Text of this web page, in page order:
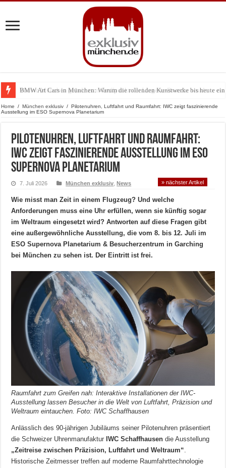
BMW Art Cars in München: Warum die rollenden Kunstwerke bis heute
Home / München exklusiv / Pilotenuhren, Luftfahrt und Raumfahrt: IWC zeigt faszinierende
Ausstellung im ESO Supernova Planetarium
Pilotenuhren, Luftfahrt und Raumfahrt:
IWC zeigt faszinierende Ausstellung im ESO
Supernova Planetarium
7. Juli 2026 München exklusiv ,News » nächster Artikel
Wie misst man Zeit in einem Flugzeug? Und welche
Anforderungen muss eine Uhr erfüllen, wenn sie künftig sogar
im Weltraum eingesetzt wird? Antworten auf diese Fragen gibt
eine außergewöhnliche Ausstellung, die vom 8. bis 12. Juli im
ESO Supernova Planetarium & Besucherzentrum in Garching
bei München zu sehen ist. Der Eintritt ist frei.
Raumfahrt zum Greifen nah: Interaktive Installationen der IWC-
Ausstellung lassen Besucher in die Welt von Luftfahrt, Präzision und
Weltraum eintauchen. Foto: IWC Schaffhausen
Anlässlich des 90-jährigen Jubiläums seiner Pilotenuhren präsentiert
die Schweizer Uhrenmanufaktur IWC Schaffhausen die Ausstellung
„Zeitreise zwischen Präzision, Luftfahrt und Weltraum“.
Historische Zeitmesser treffen auf moderne Raumfahrttechnologie